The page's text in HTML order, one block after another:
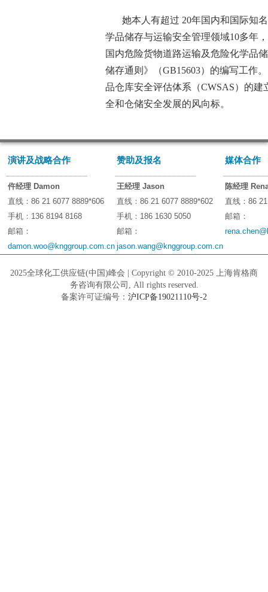
她本人有超过 20年国内和国际知
学品储存与运输安全管理领域10多年
国内危险货物道路运输及危险化学品
储存通则》（GB15603）的编写工作
品仓库安全评估体系（CWSAS）的
全和仓储安全发展的风向标。
演讲及战略合作 赞助及报名 媒体合作
仵经理 Damon
直线：86 21 6077 8889*606
手机：136 8194 8168
邮箱：
damon.woo@knggroup.com.cn
王经理 Jason
直线：86 21 6077 8889*602
手机：186 1630 5050
邮箱：
jason.wang@knggroup.com.cn
陈经理
直线：86
邮箱：
2025全球化工供应链(中国)峰会 | Copyright © 2010-2025 上海肯格商
务咨询有限公司, All rights reserved.
备案许可证编号： 沪ICP备19021110号-2